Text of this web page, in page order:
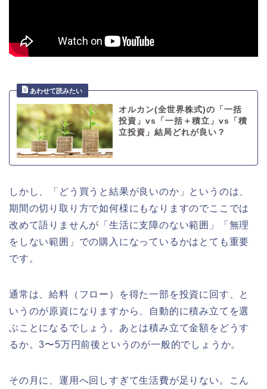
オルカン(全世界株式)の「一括
投資」vs「一括＋積立」vs「積
立投資」結局どれが良い？
しかし、「どう買うと結果が良いのか」というのは、
期間の切り取り方で如何様にもなりますのでここでは
改めて語りませんが「生活に支障のない範囲」「無理
をしない範囲」での購入になっているかはとても重要
です。
通常は、給料（フロー）を得た一部を投資に回す、と
いうのが原資になりますから、自動的に積み立てを選
ぶことになるでしょう。あとは積み立て金額をどうす
るか。3〜5万円前後というのが一般的でしょうか。
その月に、運用へ回しすぎて生活費が足りない。こん